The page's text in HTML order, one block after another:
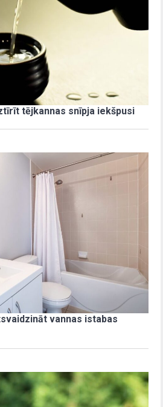
tējkannas snīpja iekšpusi
vannas istabas